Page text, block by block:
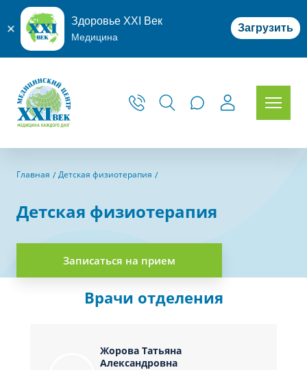
Здоровье XXI Век
Медицина
Загрузить
Главная Детская физиотерапия
Детская физиотерапия
Записаться на прием
Врачи отделения
Жорова Татьяна
Александровна